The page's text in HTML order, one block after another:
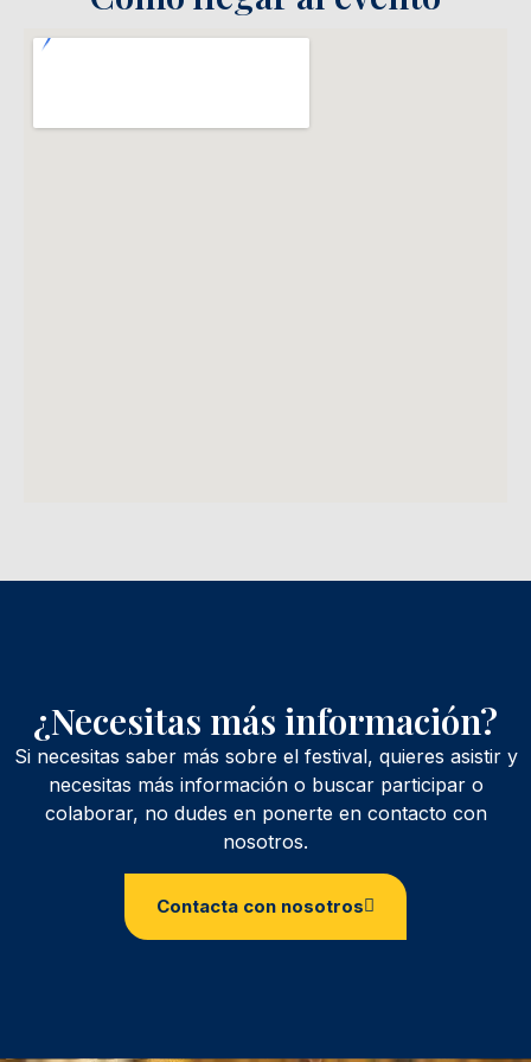
¿Necesitas más información?
Si necesitas saber más sobre el festival, quieres asistir y
necesitas más información o buscar participar o
colaborar, no dudes en ponerte en contacto con
nosotros.
Contacta con nosotros